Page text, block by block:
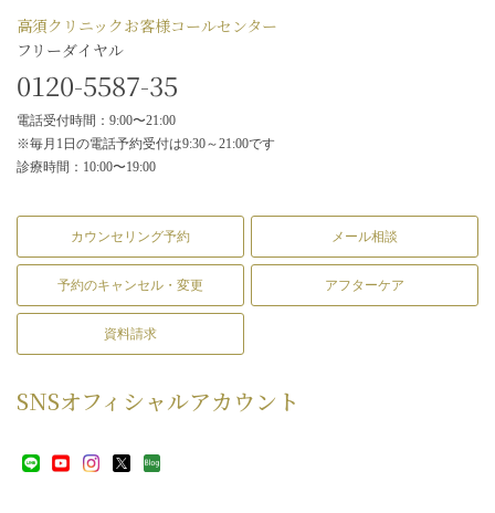
高須クリニックお客様コールセンター
フリーダイヤル
0120-5587-35
電話受付時間：9:00〜21:00
※毎月1日の電話予約受付は9:30～21:00です
診療時間：10:00〜19:00
カウンセリング予約 メール相談
予約のキャンセル・変更 アフターケア
資料請求
SNSオフィシャルアカウント